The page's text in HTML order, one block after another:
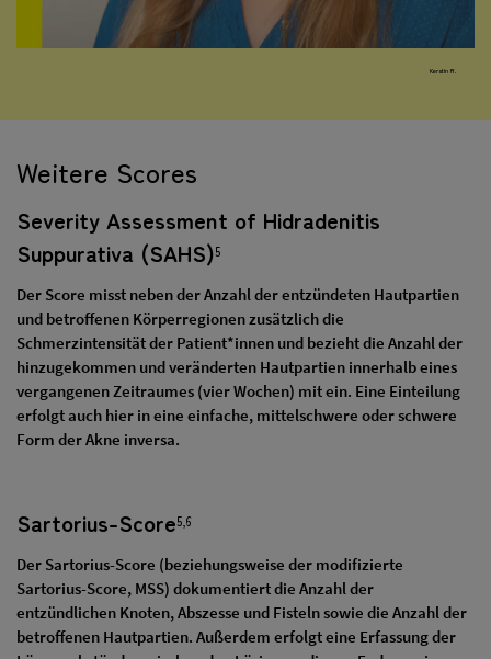
Kerstin R.
Weitere Scores
Severity Assessment of Hidradenitis
Suppurativa (SAHS)5
Der Score misst neben der Anzahl der entzündeten Hautpartien
und betroffenen Körperregionen zusätzlich die
Schmerzintensität der Patient*innen und bezieht die Anzahl der
hinzugekommen und veränderten Hautpartien innerhalb eines
vergangenen Zeitraumes (vier Wochen) mit ein. Eine Einteilung
erfolgt auch hier in eine einfache, mittelschwere oder schwere
Form der Akne inversa.
Sartorius-Score5,6
Der Sartorius-Score (beziehungsweise der modifizierte
Sartorius-Score, MSS) dokumentiert die Anzahl der
entzündlichen Knoten, Abszesse und Fisteln sowie die Anzahl der
betroffenen Hautpartien. Außerdem erfolgt eine Erfassung der